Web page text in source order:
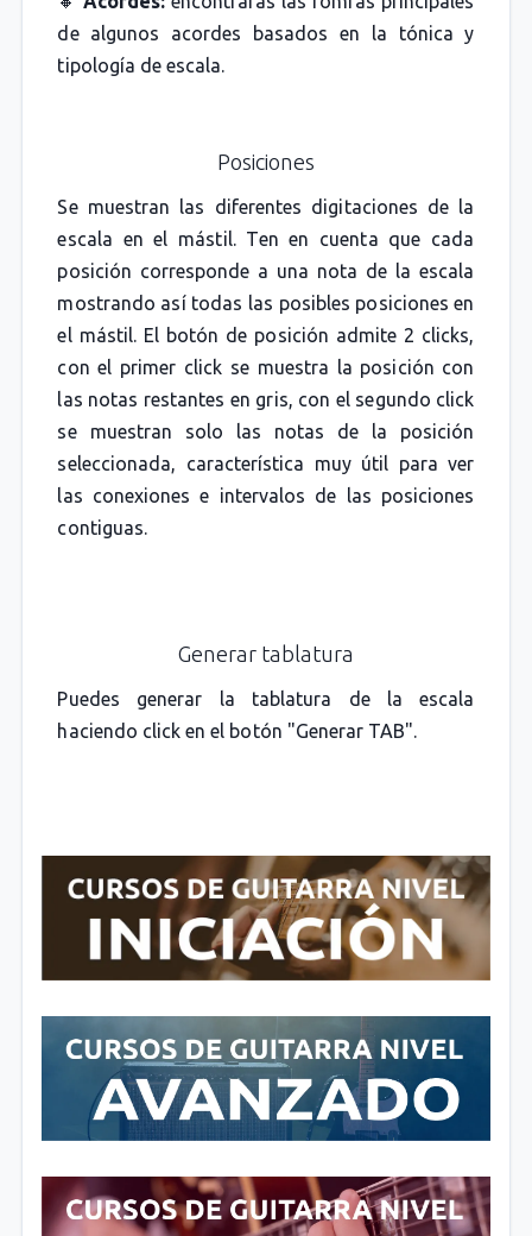
de algunos acordes basados en la tónica y
tipología de escala.
Posiciones
Se muestran las diferentes digitaciones de la
escala en el mástil. Ten en cuenta que cada
posición corresponde a una nota de la escala
mostrando así todas las posibles posiciones en
el mástil. El botón de posición admite 2 clicks,
con el primer click se muestra la posición con
las notas restantes en gris, con el segundo click
se muestran solo las notas de la posición
seleccionada, característica muy útil para ver
las conexiones e intervalos de las posiciones
contiguas.
Generar tablatura
Puedes generar la tablatura de la escala
haciendo click en el botón "Generar TAB".